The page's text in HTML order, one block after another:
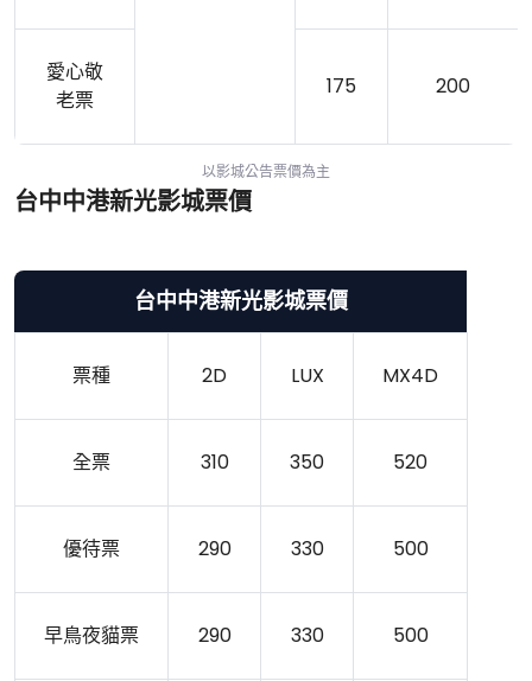
愛心敬
老票
175 200
以影城公告票價為主
台中中港新光影城票價
台中中港新光影城票價
票種 2D LUX MX4D
全票 310 350 520
優待票 290 330 500
早鳥夜貓票 290 330 500